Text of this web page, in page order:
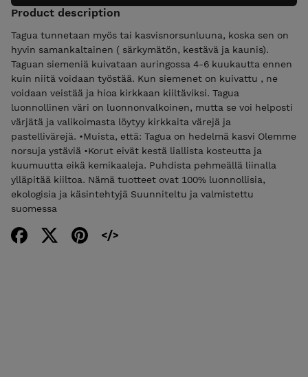
Product description
Tagua tunnetaan myös tai kasvisnorsunluuna, koska sen on
hyvin samankaltainen ( särkymätön, kestävä ja kaunis).
Taguan siemeniä kuivataan auringossa 4-6 kuukautta ennen
kuin niitä voidaan työstää. Kun siemenet on kuivattu , ne
voidaan veistää ja hioa kirkkaan kiiltäviksi. Tagua
luonnollinen väri on luonnonvalkoinen, mutta se voi helposti
värjätä ja valikoimasta löytyy kirkkaita värejä ja
pastellivärejä. •Muista, että: Tagua on hedelmä kasvi Olemme
norsuja ystäviä •Korut eivät kestä liallista kosteutta ja
kuumuutta eikä kemikaaleja. Puhdista pehmeällä liinalla
ylläpitää kiiltoa. Nämä tuotteet ovat 100% luonnollisia,
ekologisia ja käsintehtyjä Suunniteltu ja valmistettu
suomessa